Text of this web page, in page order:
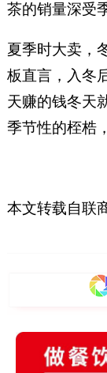
茶的销量深受
夏季时大卖，
板直言，入冬
天赚的钱冬天
季节性的桎梏
本文转载自联